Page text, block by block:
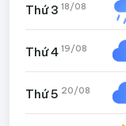
Thứ 3 18/08
Thứ 4 19/08
Thứ 5 20/08